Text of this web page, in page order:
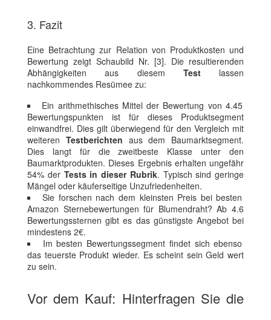
3. Fazit
Eine Betrachtung zur Relation von Produktkosten und
Bewertung zeigt Schaubild Nr. [3]. Die resultierenden
Abhängigkeiten aus diesem Testlassen
nachkommendes Resümee zu:
Ein arithmethisches Mittel der Bewertung von 4.45
Bewertungspunkten ist für dieses Produktsegment
einwandfrei. Dies gilt überwiegend für den Vergleich mit
weiteren Testberichten aus dem Baumarktsegment.
Dies langt für die zweitbeste Klasse unter den
Baumarktprodukten. Dieses Ergebnis erhalten ungefähr
54% der Tests in dieser Rubrik. Typisch sind geringe
Mängel oder käuferseitige Unzufriedenheiten.
Sie forschen nach dem kleinsten Preis bei besten
Amazon Sternebewertungen für Blumendraht? Ab 4.6
Bewertungssternen gibt es das günstigste Angebot bei
mindestens 2€.
Im besten Bewertungssegment findet sich ebenso
das teuerste Produkt wieder. Es scheint sein Geld wert
zu sein.
Vor dem Kauf: Hinterfragen Sie die